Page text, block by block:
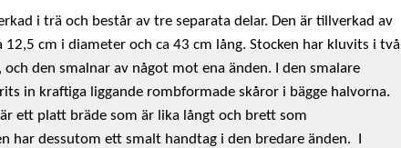
i trä och består av tre separata delar. Den är tillverkad av
12,5 cm i diameter och ca 43 cm lång. Stocken har kluvits i två
och den smalnar av något mot ena änden. I den smalare
in kraftiga liggande rombformade skåror i bägge halvorna.
ett platt bräde som är lika långt och brett som
har dessutom ett smalt handtag i den bredare änden.